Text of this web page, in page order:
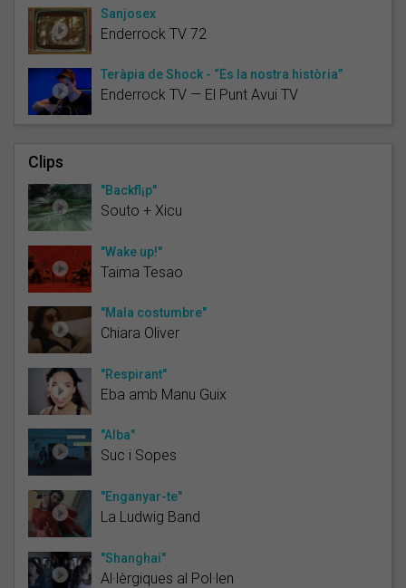
Sanjosex
Enderrock TV 72
Teràpia de Shock - “És la nostra història”
Enderrock TV — El Punt Avui TV
Clips
"Backfl¡p"
Souto + Xicu
"Wake up!"
Taima Tesao
"Mala costumbre"
Chiara Oliver
"Respirant"
Eba amb Manu Guix
"Alba"
Suc i Sopes
"Enganyar-te"
La Ludwig Band
"Shanghai"
Al·lèrgiques al Pol·len